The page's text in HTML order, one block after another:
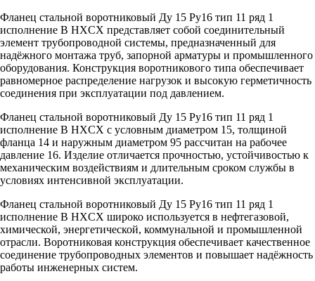
Фланец стальной воротниковый Ду 15 Ру16 тип 11 ряд 1
исполнение B HXCX представляет собой соединительный
элемент трубопроводной системы, предназначенный для
надёжного монтажа труб, запорной арматуры и промышленного
оборудования. Конструкция воротникового типа обеспечивает
равномерное распределение нагрузок и высокую герметичность
соединения при эксплуатации под давлением.
Фланец стальной воротниковый Ду 15 Ру16 тип 11 ряд 1
исполнение B HXCX с условным диаметром 15, толщиной
фланца 14 и наружным диаметром 95 рассчитан на рабочее
давление 16. Изделие отличается прочностью, устойчивостью к
механическим воздействиям и длительным сроком службы в
условиях интенсивной эксплуатации.
Фланец стальной воротниковый Ду 15 Ру16 тип 11 ряд 1
исполнение B HXCX широко используется в нефтегазовой,
химической, энергетической, коммунальной и промышленной
отрасли. Воротниковая конструкция обеспечивает качественное
соединение трубопроводных элементов и повышает надёжность
работы инженерных систем.